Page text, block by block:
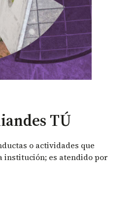
TÚ
o actividades que
institución; es atendido por